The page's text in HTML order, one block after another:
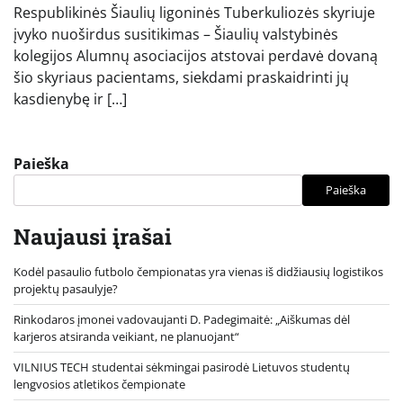
Respublikinės Šiaulių ligoninės Tuberkuliozės skyriuje
įvyko nuoširdus susitikimas – Šiaulių valstybinės
kolegijos Alumnų asociacijos atstovai perdavė dovaną
šio skyriaus pacientams, siekdami praskaidrinti jų
kasdienybę ir […]
Paieška
Paieška
Naujausi įrašai
Kodėl pasaulio futbolo čempionatas yra vienas iš didžiausių logistikos
projektų pasaulyje?
Rinkodaros įmonei vadovaujanti D. Padegimaitė: „Aiškumas dėl
karjeros atsiranda veikiant, ne planuojant“
VILNIUS TECH studentai sėkmingai pasirodė Lietuvos studentų
lengvosios atletikos čempionate